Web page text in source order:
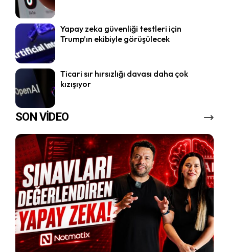
Yapay zeka güvenliği testleri için
Trump’ın ekibiyle görüşülecek
Ticari sır hırsızlığı davası daha çok
kızışıyor
SON VİDEO